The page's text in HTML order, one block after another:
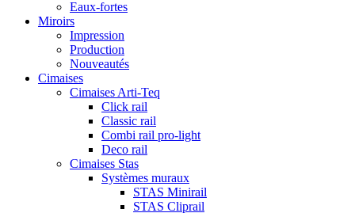
Eaux-fortes
Miroirs
Impression
Production
Nouveautés
Cimaises
Cimaises Arti-Teq
Click rail
Classic rail
Combi rail pro-light
Deco rail
Cimaises Stas
Systèmes muraux
STAS Minirail
STAS Cliprail